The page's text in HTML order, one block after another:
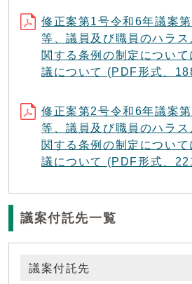
修正案第1号令和6年議案
等、議員及び職員のハラス
関する条例の制定につい
議について (PDF形式、
修正案第2号令和6年議案
等、議員及び職員のハラス
関する条例の制定につい
議について (PDF形式、
議案付託先一覧
議案付託先